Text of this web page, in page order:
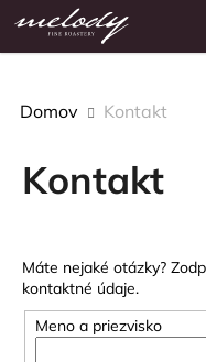
na
obsah
Domov Kontakt
Kontakt
Máte nejaké otázky?
kontaktné údaje.
Meno a priezvisko
Späť
Späť
Č
p
r
e
b